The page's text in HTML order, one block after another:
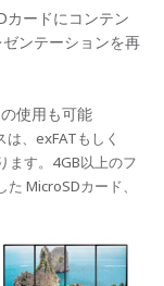
カードにコンテン
ンテーションを再
使用も可能
、exFATもしく
ます。4GB以上のフ
MicroSDカード、